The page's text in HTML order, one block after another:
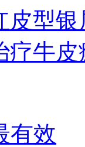
皮型
疗牛皮
有效